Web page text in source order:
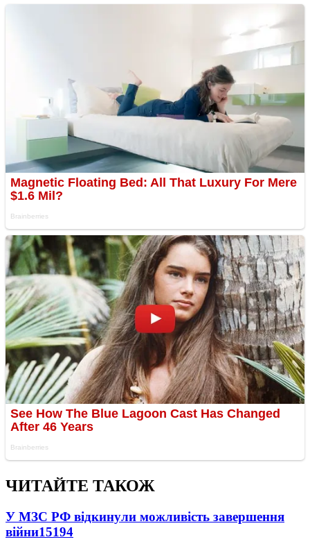
ЧИТАЙТЕ ТАКОЖ
У МЗС РФ відкинули можливість завершення
війни15194